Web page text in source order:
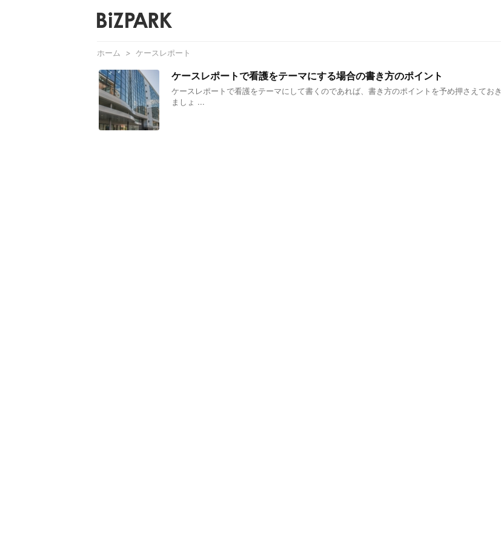
ホーム > ケースレポート
ケースレポートで看護をテーマにする場合の書き方のポイント
ケースレポートで看護をテーマにして書くのであれば、書き方のポイントを予め押さえておき
ましょ ...